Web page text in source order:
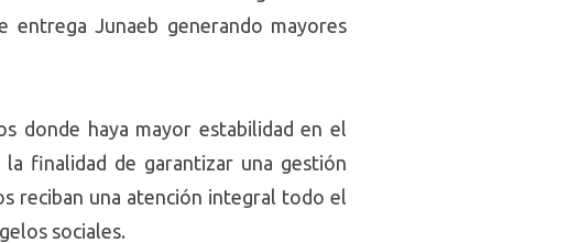
entrega Junaeb generando mayores
donde haya mayor estabilidad en el
finalidad de garantizar una gestión
reciban una atención integral todo el
sociales.